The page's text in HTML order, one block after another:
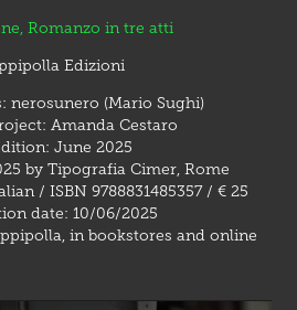
Romanzo in tre atti
Edizioni
nerosunero (Mario Sughi)
Amanda Cestaro
June 2025
by Tipografia Cimer, Rome
/ ISBN 9788831485357 / € 25
date: 10/06/2025
in bookstores and online